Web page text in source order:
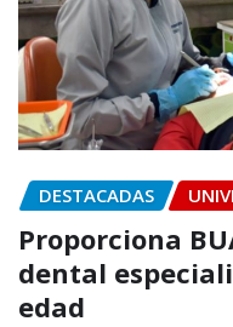
DESTACADAS
Proporciona
dental
edad